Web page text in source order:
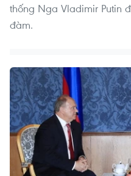
thống Nga Vladimir Putin
đàm.